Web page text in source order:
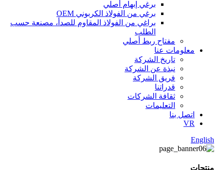
برغي إبهام أصلي
برغي من الفولاذ الكربوني OEM
براغي من الفولاذ المقاوم للصدأ، مصنعة حسب
الطلب
مفتاح ربط أصلي
معلومات عنا
تاريخ الشركة
نبذة عن الشركة
فريق الشركة
قدراتنا
ثقافة الشركات
التعليمات
اتصل بنا
VR
English
منتجات